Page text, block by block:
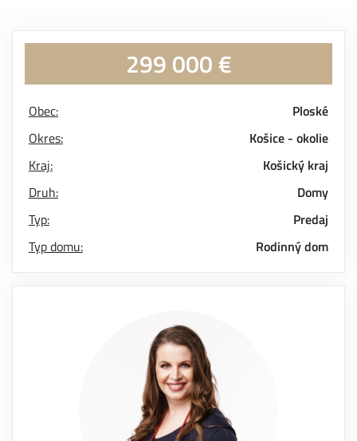
299 000 €
Obec:
Ploské
Okres:
Košice - okolie
Kraj:
Košický kraj
Druh:
Domy
Typ:
Predaj
Typ domu:
Rodinný dom